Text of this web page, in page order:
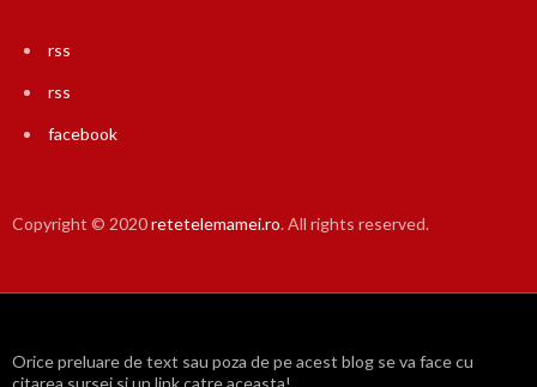
rss
rss
facebook
Copyright © 2020retetelemamei.ro. All rights reserved.
Orice preluare de text sau poza de pe acest blog se va face cu